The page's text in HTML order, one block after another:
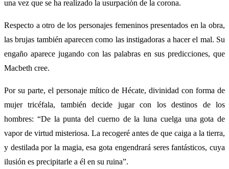
una vez que se ha realizado la usurpación de la corona.
Respecto a otro de los personajes femeninos presentados en la obra,
las brujas también aparecen como las instigadoras a hacer el mal. Su
engaño aparece jugando con las palabras en sus predicciones, que
Macbeth cree.
Por su parte, el personaje mítico de Hécate, divinidad con forma de
mujer tricéfala, también decide jugar con los destinos de los
hombres: “De la punta del cuerno de la luna cuelga una gota de
vapor de virtud misteriosa. La recogeré antes de que caiga a la tierra,
y destilada por la magia, esa gota engendrará seres fantásticos, cuya
ilusión es precipitarle a él en su ruina”.